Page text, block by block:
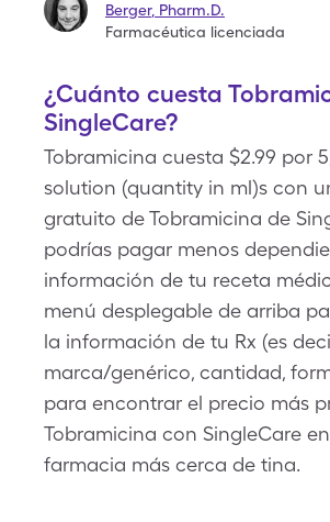
Berger, Pharm.D.
Farmacéutica licenciada
¿Cuánto cuesta
SingleCare?
Tobramicina cuesta $2.99 por
solution (quantity in ml)s con
gratuito de Tobramicina de
podrías pagar menos
información de tu receta
menú desplegable de arriba
la información de tu Rx (es
marca/genérico, cantidad,
para encontrar el precio más
Tobramicina con SingleCare
farmacia más cerca de tina.